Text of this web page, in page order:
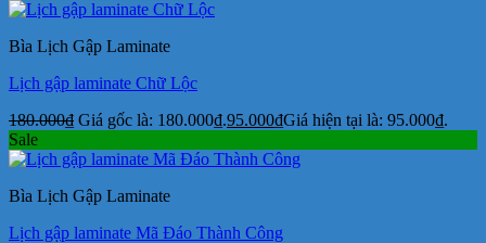
Bìa Lịch Gập Laminate
Lịch gập laminate Chữ Lộc
180.000₫ Giá gốc là: 180.000₫.95.000₫Giá hiện tại là: 95.000₫.
Sale
Bìa Lịch Gập Laminate
Lịch gập laminate Mã Đáo Thành Công